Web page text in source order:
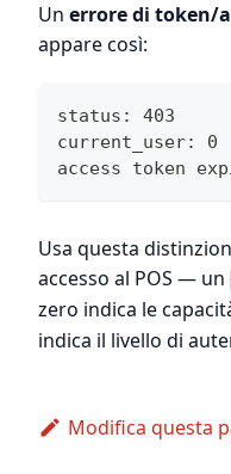
Un errore di token/
appare così:
status: 403
current_user: 0
access token
Usa questa
accesso al POS — un
zero indica le
indica il livello di
Modifica questa